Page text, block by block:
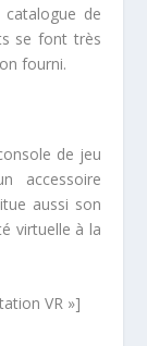
de
se font très
fourni.
de jeu
accessoire
aussi son
virtuelle à la
VR »]